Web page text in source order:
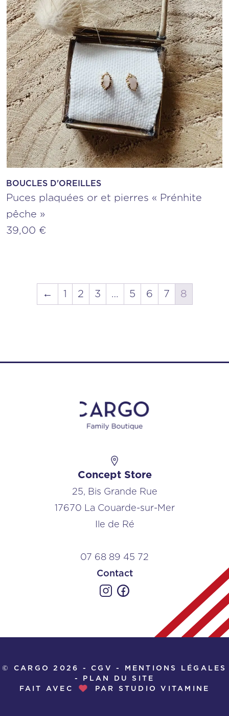
BOUCLES D'OREILLES
Puces plaquées or et pierres « Prénhite
pêche »
39,00 €
← 1 2 3 … 5 6 7 8
Concept Store
25, Bis Grande Rue
17670 La Couarde-sur-Mer
Ile de Ré
07 68 89 45 72
Contact
© CARGO 2026 - CGV -
MENTIONS LÉGALES
-
PLAN DU SITE
FAIT AVEC
PAR STUDIO VITAMINE